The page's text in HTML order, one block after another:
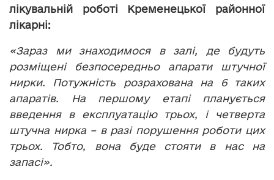
лікувальній роботі Кременецької районної
лікарні:
«Зараз ми знаходимося в залі, де будуть
розміщені безпосередньо апарати штучної
нирки. Потужність розрахована на 6 таких
апаратів. На першому етапі планується
введення в експлуатацію трьох, і четверта
штучна нирка – в разі порушення роботи цих
трьох. Тобто, вона буде стояти в нас на
запасі».